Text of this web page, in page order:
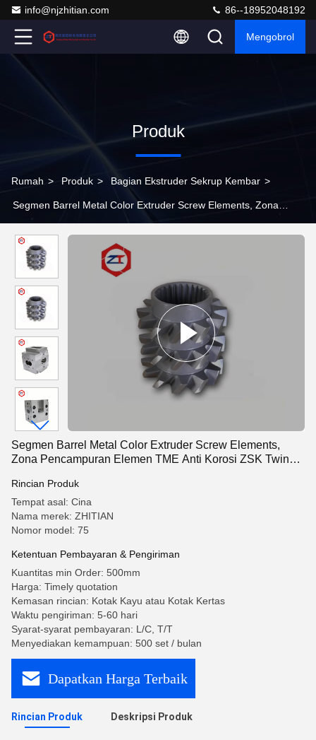
info@njzhitian.com 86--18952048192
Mengobrol
Produk
Rumah > Produk > Bagian Ekstruder Sekrup Kembar >
Segmen Barrel Metal Color Extruder Screw Elements, Zona
Segmen Barrel Metal Color Extruder Screw Elements,
Zona Pencampuran Elemen TME Anti Korosi ZSK Twin
Rincian Produk
Tempat asal: Cina
Nama merek: ZHITIAN
Nomor model: 75
Ketentuan Pembayaran & Pengiriman
Kuantitas min Order: 500mm
Harga: Timely quotation
Kemasan rincian: Kotak Kayu atau Kotak Kertas
Waktu pengiriman: 5-60 hari
Syarat-syarat pembayaran: L/C, T/T
Menyediakan kemampuan: 500 set / bulan
Dapatkan Harga Terbaik
Rincian Produk Deskripsi Produk